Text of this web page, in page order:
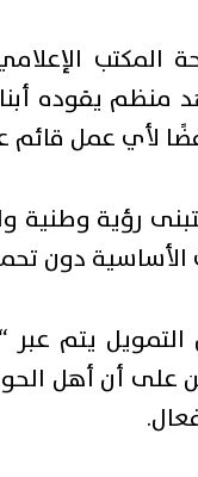
منظم يقوده
لأي عمل
رؤية
دون
يتم
على أن أهل